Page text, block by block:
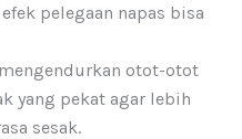
pelegaan napas bisa
otot-otot
yang pekat agar lebih
sesak.